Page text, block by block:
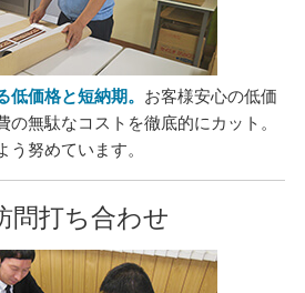
低価格と短納期。 お客様安心の低価
の無駄なコストを徹底的にカット。
う努めています。
問打ち合わせ